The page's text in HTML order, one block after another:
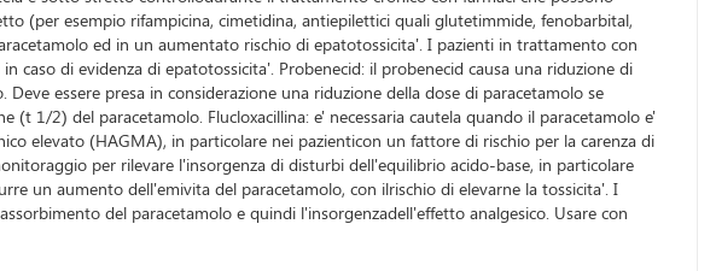
(per esempio rifampicina, cimetidina, antiepilettici quali glutetimmide, fenobarbital,
ed in un aumentato rischio di epatotossicita'. I pazienti in trattamento con
di evidenza di epatotossicita'. Probenecid: il probenecid causa una riduzione di
essere presa in considerazione una riduzione della dose di paracetamolo se
1/2) del paracetamolo. Flucloxacillina: e' necessaria cautela quando il paracetamolo e'
elevato (HAGMA), in particolare nei pazienticon un fattore di rischio per la carenza di
per rilevare l'insorgenza di disturbi dell'equilibrio acido-base, in particolare
un aumento dell'emivita del paracetamolo, con ilrischio di elevarne la tossicita'. I
del paracetamolo e quindi l'insorgenzadell'effetto analgesico. Usare con